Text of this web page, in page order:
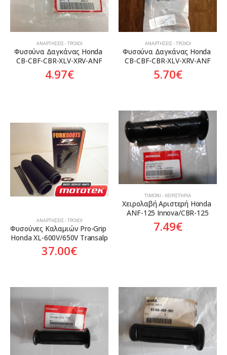
ΑΝΑΡΤΉΣΕΙΣ - ΤΡΟΧΟΊ
Φυσούνα Δαγκάνας Honda
CB-CBF-CBR-XLV-XRV-ANF
4.97€
ΑΝΑΡΤΉΣΕΙΣ - ΤΡΟΧΟΊ
Φυσούνα Δαγκάνας Honda
CB-CBF-CBR-XLV-XRV-ANF
5.70€
ΑΝΑΡΤΉΣΕΙΣ - ΤΡΟΧΟΊ
Φυσούνες Καλαμιών Pro-Grip
Honda XL-600V/650V Transalp
37.00€
ΤΙΜΌΝΙ - ΧΕΙΡΙΣΤΉΡΙΑ
Χειρολαβή Αριστερή Honda
ANF-125 Innova/CBR-125
7.49€